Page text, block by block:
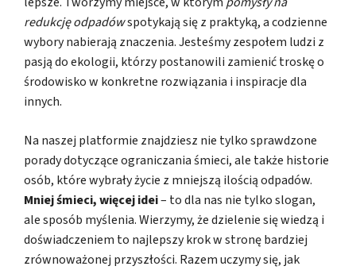
redukcję odpadówspotykają się z praktyką, a codzienne
wybory nabierają znaczenia. Jesteśmy zespołem ludzi z
pasją do ekologii, którzy postanowili zamienić troskę o
środowisko w konkretne rozwiązania i inspiracje dla
innych.
Na naszej platformie znajdziesz nie tylko sprawdzone
porady dotyczące ograniczania śmieci, ale także historie
osób, które wybrały życie z mniejszą ilością odpadów.
Mniej śmieci, więcej idei– to dla nas nie tylko slogan,
ale sposób myślenia. Wierzymy, że dzielenie się wiedzą i
doświadczeniem to najlepszy krok w stronę bardziej
zrównoważonej przyszłości. Razem uczymy się, jak